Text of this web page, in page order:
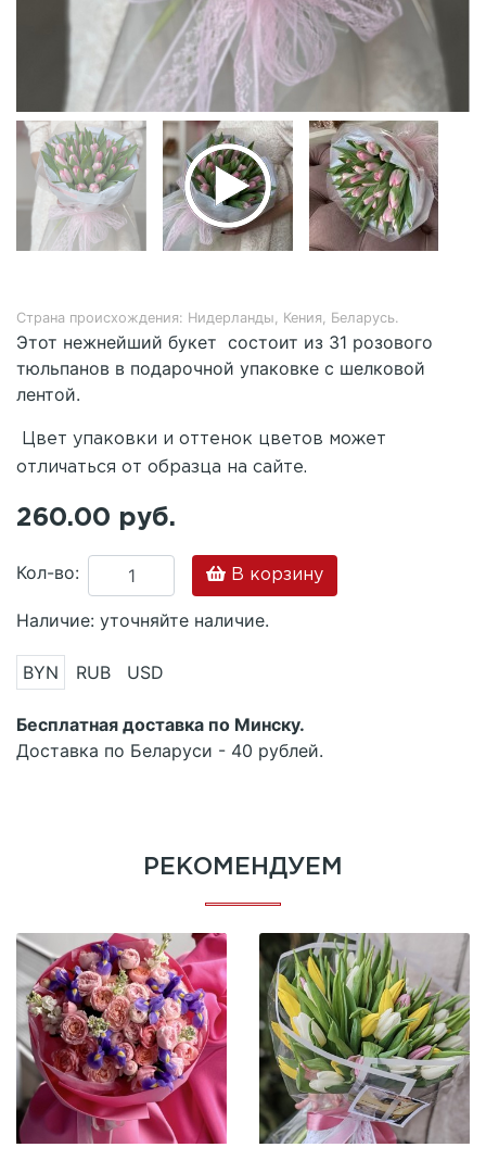
Страна происхождения: Нидерланды, Кения, Беларусь.
Этот нежнейший букет состоит из 31 розового
тюльпанов в подарочной упаковке с шелковой
лентой.
Цвет упаковки и оттенок цветов может
отличаться от образца на сайте.
260.00 руб.
Кол-во: В корзину
Наличие: уточняйте наличие.
BYN RUB USD
Бесплатная доставка по Минску.
Доставка по Беларуси - 40 рублей.
РЕКОМЕНДУЕМ